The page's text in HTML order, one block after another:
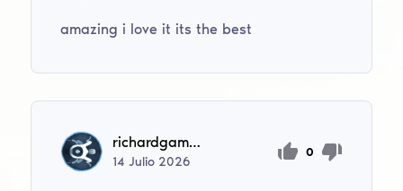
amazing i love it its the best
richardgamerhard
14Julio 2026
0